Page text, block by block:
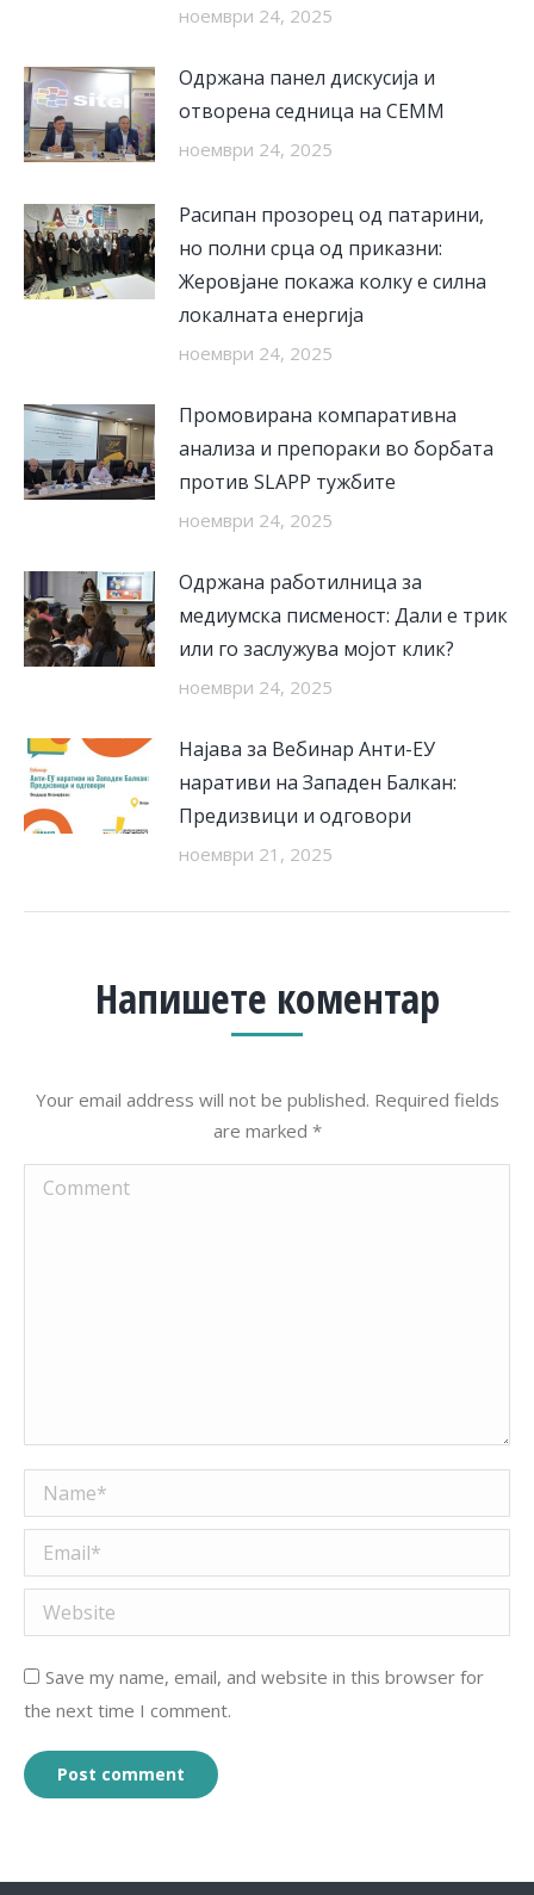
ноември 24, 2025
Одржана панел дискусија и
отворена седница на СЕММ
ноември 24, 2025
Расипан прозорец од патарини,
но полни срца од приказни:
Жеровјане покажа колку е силна
локалната енергија
ноември 24, 2025
Промовирана компаративна
анализа и препораки во борбата
против SLAPP тужбите
ноември 24, 2025
Одржана работилница за
медиумска писменост: Дали е трик
или го заслужува мојот клик?
ноември 24, 2025
Најава за Вебинар Анти-ЕУ
наративи на Западен Балкан:
Предизвици и одговори
ноември 21, 2025
Напишете коментар
Your email address will not be published. Required fields
are marked *
Comment
Name *
Email *
Website
Save my name, email, and website in this browser for
the next time I comment.
Post comment